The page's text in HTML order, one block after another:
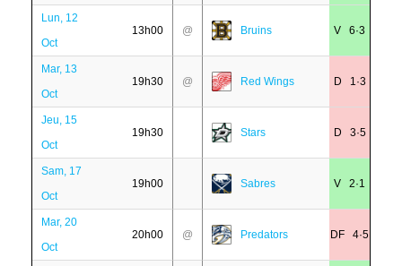
Lun, 12
Oct
13h00 @ Bruins V 6·3
Mar, 13
Oct
19h30 @ Red Wings D 1·3
Jeu, 15
Oct
19h30 Stars D 3·5
Sam, 17
Oct
19h00 Sabres V 2·1
Mar, 20
Oct
20h00 @ Predators DF 4·5